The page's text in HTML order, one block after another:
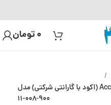
0تومان
کولیس خط کشی 20 سانتی متر Accud (اکود با گارانتی شرکتی) مدل
900-008-11